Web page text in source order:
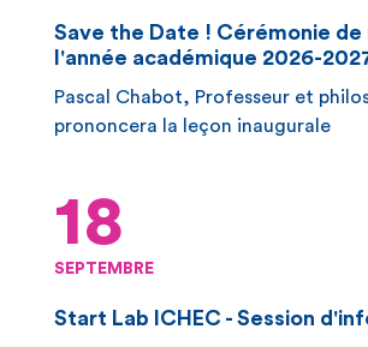
Save the Date ! Cérémonie
l'année académique 2026-
Pascal Chabot, Professeur et
prononcera la leçon inaugurale
18
SEPTEMBRE
Start Lab ICHEC - Session